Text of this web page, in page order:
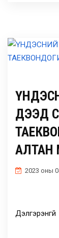
ДЭЭД
АЛТАН
2023 оны
Дэлгэрэнгүй